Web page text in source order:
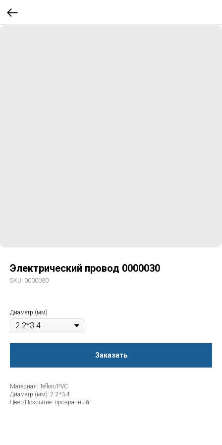
Электрический провод 0000030
SKU: 0000030
Диаметр (мм)
Заказать
Материал: Teflon/PVC
Диаметр (мм): 2.2*3.4
Цвет/Покрытие: прозрачный